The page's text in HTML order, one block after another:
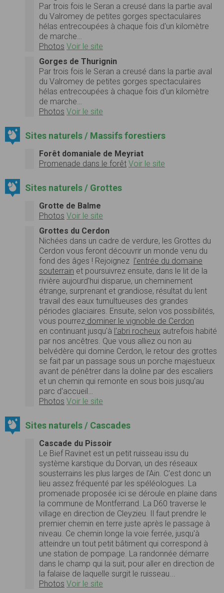
Par trois fois le Seran a creusé dans la partie aval
du Valromey de petites gorges spectaculaires
hélas entrecoupées à chaque fois d'un kilomètre
de marche…
Photos Voir le site
Gorges de Thurignin
Par trois fois le Seran a creusé dans la partie aval
du Valromey de petites gorges spectaculaires
hélas entrecoupées à chaque fois d'un kilomètre
de marche…
Photos Voir le site
Sites naturels / Massifs forestiers
Forêt domaniale de Meyriat
Promenade dans le forêt Voir le site
Sites naturels / Grottes
Grotte de Balme
Photos Voir le site
Grottes du Cerdon
Nichées dans un cadre de verdure, les Grottes du
Cerdon vous feront découvrir un monde venu du
fond des âges ! Rejoignez l'entrée du domaine
souterrain et poursuivrez ensuite, dans le lit de la
rivière aujourd'hui disparue, un cheminement
étrange, surprenant et grandiose, résultat du lent
travail des eaux tumultueuses des grandes
périodes glaciaires. Ensuite, selon vos possibilités,
vous pourrez dominer le vignoble de Cerdon
en continuant jusqu'à l'abri rocheux autrefois habité
par nos ancêtres. Que vous alliez ou non au
belvédère qui domine Cerdon, le retour des grottes
se fait par un passage sous un porche majestueux
avant de pénêtrer dans la doline par des escaliers
et un chemin qui remonte en sous bois jusqu'au
parc d'accueil…
Photos Voir le site
Sites naturels / Cascades
Cascade du Pissoir
Le Bief Ravinet est un petit ruisseau issu du
système karstique du Dorvan, un des réseaux
sousterrains les plus larges de l'Ain. C'est donc un
lieu assez fréquenté par les spéléologues. La
promenade proposée ici se déroule en plaine dans
la commune de Montferrand. La D60 traverse le
village en direction de Cleyzieu. Il faut prendre le
premier chemin en terre juste après le passage à
niveau. Ce chemin longe la voie ferrée, jusqu'à
atteindre un tout petit bâtiment qui correspond à
une station de pompage. La randonnée démarre
dans le champ qui la suit, pour aller en direction de
la falaise de laquelle surgit le ruisseau...
Photos Voir le site